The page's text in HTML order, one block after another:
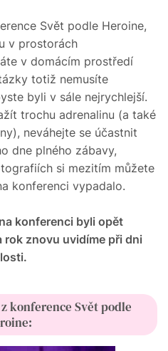
Svět podle Heroine,
v prostorách
v domácím prostředí
totiž nemusíte
byli v sále nejrychlejší.
trochu adrenalinu (a také
neváhejte se účastnit
dne plného zábavy,
si mezitím můžete
konferenci vypadalo.
konferenci byli opět
rok znovu uvidíme při dni
konference Svět podle